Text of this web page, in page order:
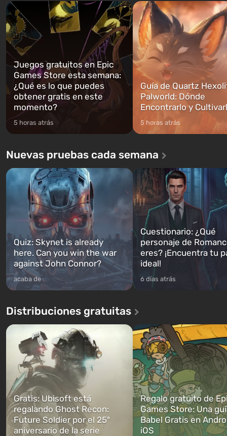
Trevor y Franklin, entre los cuales
podrás cambi...
abrirse primero después de
caigan las bombas n...
Juegos gratuitos en Epic
Games Store esta semana:
¿Qué es lo que puedes
obtener gratis en este
momento?
5 horas atrás
Guía de Quartz
Palworld: Dónde
Encontrarlo y
5 horas atrás
Nuevas pruebas cada semana
Quiz: Skynet is already
here. Can you win the war
against John Connor?
acaba de
Cuestionario: ¿Qué
personaje de
eres? ¡Encuentra tu
ideal!
6 días atrás
Distribuciones gratuitas
Gratis: Ubisoft está
regalando Ghost Recon:
Future Soldier por el 25º
aniversario de la serie
Regalo gratuito de
Games Store: Una
Babel Gratis en
iOS